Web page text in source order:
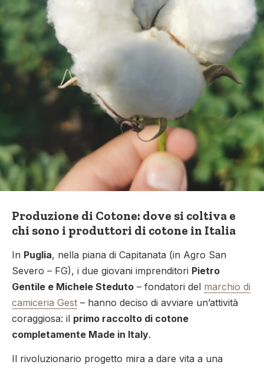
Produzione di Cotone: dove si coltiva e
chi sono i produttori di cotone in Italia
In Puglia, nella piana di Capitanata (in Agro San
Severo – FG), i due giovani imprenditori Pietro
Gentile e Michele Steduto – fondatori del marchio di
camiceria Gest – hanno deciso di avviare un’attività
coraggiosa: il primo raccolto di cotone
completamente Made in Italy.
Il rivoluzionario progetto mira a dare vita a una